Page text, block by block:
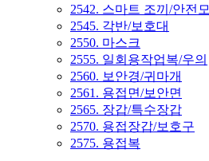
2542. 스마트 조끼/안전모
2545. 각반/보호대
2550. 마스크
2555. 일회용작업복/우의
2560. 보안경/귀마개
2561. 용접면/보안면
2565. 장갑/특수장갑
2570. 용접장갑/보호구
2575. 용접복